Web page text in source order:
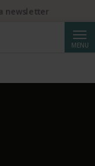
MENU
Spedizione